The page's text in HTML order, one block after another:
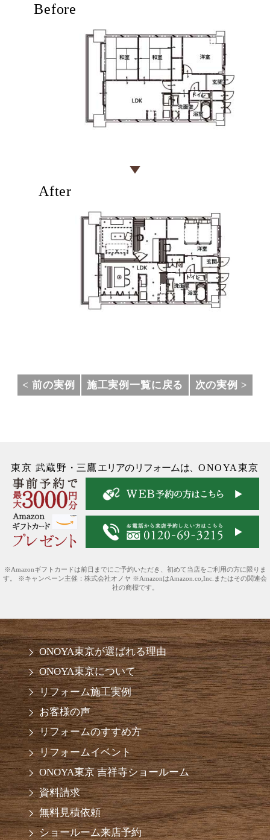
Before
After
< 前の実例 施工実例一覧に戻る 次の実例 >
東京 武蔵野 ・ 三鷹 エリアのリフォームは、ONOYA東京
※Amazonギフトカードは前日までにご予約いただき、初めて当店をご利用の方に限りま
す。 ※キャンペーン主催：株式会社オノヤ ※AmazonはAmazon.co,Inc.またはその関連会
社の商標です。
ONOYA東京が選ばれる理由
ONOYA東京について
リフォーム施工実例
お客様の声
リフォームのすすめ方
リフォームイベント
ONOYA東京 吉祥寺ショールーム
資料請求
無料見積依頼
ショールーム来店予約